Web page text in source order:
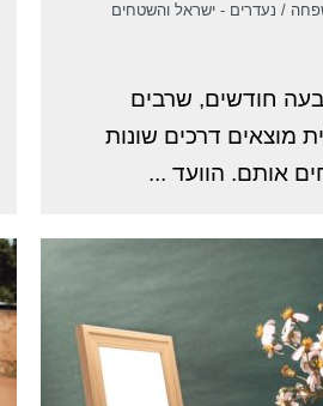
/ נעדרים - ישראל והשטחים
חודשים, שרבים
מוצאים דרכים שונות
אותם. הוועד ...